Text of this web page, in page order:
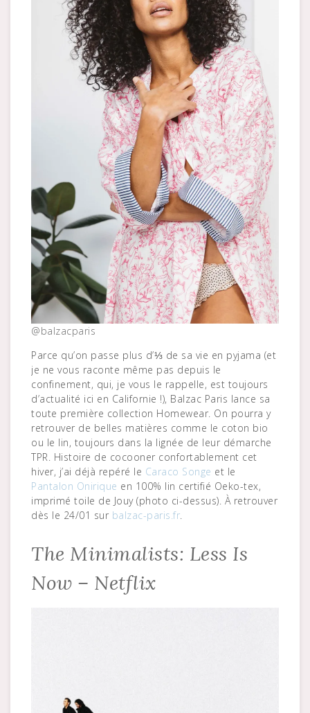
@balzacparis
Parce qu’on passe plus d’⅓ de sa vie en pyjama (et
je ne vous raconte même pas depuis le
confinement, qui, je vous le rappelle, est toujours
d’actualité ici en Californie !), Balzac Paris lance sa
toute première collection Homewear. On pourra y
retrouver de belles matières comme le coton bio
ou le lin, toujours dans la lignée de leur démarche
TPR. Histoire de cocooner confortablement cet
hiver, j’ai déjà repéré le Caraco Songe et le
Pantalon Onirique en 100% lin certifié Oeko-tex,
imprimé toile de Jouy (photo ci-dessus). À retrouver
dès le 24/01 sur balzac-paris.fr.
The Minimalists: Less Is
Now – Netflix